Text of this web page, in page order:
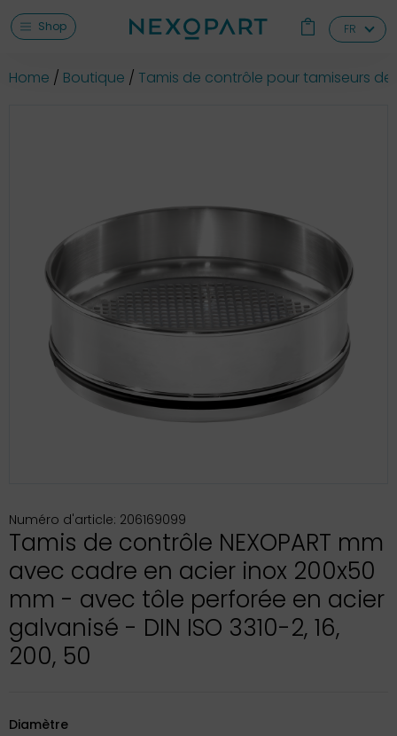
Shop FR
Home Boutique Tamis de contrôle pour tamiseurs
Numéro d'article: 206169099
Tamis de contrôle NEXOPART mm
avec cadre en acier inox 200x50
mm - avec tôle perforée en acier
galvanisé - DIN ISO 3310-2, 16,
200, 50
Diamètre